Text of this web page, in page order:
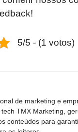
5/5 - (1 votos)
de marketing e
TMX Marketing,
conteúdos para